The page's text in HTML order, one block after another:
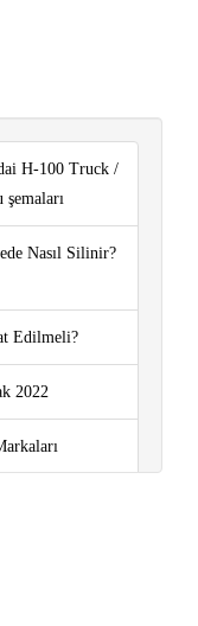
H-100 Truck /
Nasıl Silinir?
Edilmeli?
2022